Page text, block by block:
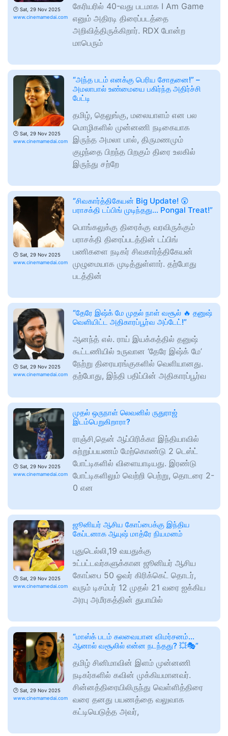
🕑 Sat, 29 Nov 2025
www.cinemamedai.com
கேரியரில் 40-வது படமாக I Am Game
எனும் அதிரடி திரைப்படத்தை
அறிவித்திருக்கிறார். RDX போன்ற
மாபெரும்
🕑 Sat, 29 Nov 2025
www.cinemamedai.com
“அந்த படம் எனக்கு பெரிய சோதனை!” –
அமலாபால் உண்மையை பகிர்ந்த அதிர்ச்சி
பேட்டி
தமிழ், தெலுங்கு, மலையாளம் என பல
மொழிகளில் முன்னணி நடிகையாக
இருந்த அமலா பால், திருமணமும்
குழந்தை பிறந்த பிறகும் திரை உலகில்
இருந்து சற்றே
🕑 Sat, 29 Nov 2025
www.cinemamedai.com
“சிவகார்த்திகேயன் Big Update! 😲
பராசக்தி டப்பிங் முடிந்தது… Pongal Treat!”
பொங்கலுக்கு திரைக்கு வரவிருக்கும்
பராசக்தி திரைப்படத்தின் டப்பிங்
பணிகளை நடிகர் சிவகார்த்திகேயன்
முழுமையாக முடித்துள்ளார். தற்போது
படத்தின்
🕑 Sat, 29 Nov 2025
www.cinemamedai.com
“தேரே இஷ்க் மே முதல் நாள் வசூல் 🔥 தனுஷ்
வெளியிட்ட அதிகாரப்பூர்வ அப்டேட்!”
ஆனந்த் எல். ராய் இயக்கத்தில் தனுஷ்
கூட்டணியில் உருவான ‘தேரே இஷ்க் மே’
நேற்று திரையரங்குகளில் வெளியானது.
தற்போது, இந்தி பதிப்பின் அதிகாரப்பூர்வ
🕑 Sat, 29 Nov 2025
www.cinemamedai.com
முதல் ஒருநாள் லெவனில் ருதுராஜ்
இடம்பெறுகிறாரா?
ராஞ்சி,தென் ஆப்பிரிக்கா இந்தியாவில்
சுற்றுப்பயணம் மேற்கொண்டு 2 டெஸ்ட்
போட்டிகளில் விளையாடியது. இரண்டு
போட்டிகளிலும் வெற்றி பெற்று, தொடரை 2-
0 என
🕑 Sat, 29 Nov 2025
www.cinemamedai.com
ஜூனியர் ஆசிய கோப்பைக்கு இந்திய
கேப்டனாக ஆயுஷ் மாத்ரே நியமனம்
புதுடெல்லி,19 வயதுக்கு
உட்பட்டவர்களுக்கான ஜூனியர் ஆசிய
கோப்பை 50 ஓவர் கிரிக்கெட் தொடர்,
வரும் டிசம்பர் 12 முதல் 21 வரை ஐக்கிய
அரபு அமீரகத்தின் துபாயில்
🕑 Sat, 29 Nov 2025
www.cinemamedai.com
“மாஸ்க் படம் கலவையான விமர்சனம்…
ஆனால் வசூலில் என்ன நடந்தது? 💥🎭”
தமிழ் சினிமாவின் இளம் முன்னணி
நடிகர்களில் கவின் முக்கியமானவர்.
சின்னத்திரையிலிருந்து வெள்ளித்திரை
வரை தனது பயணத்தை வலுவாக
கட்டியெடுத்த அவர்,